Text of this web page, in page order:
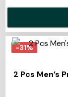
-31%
2 Pcs Men’s